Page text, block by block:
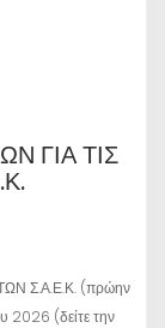
ΓΙΑ ΤΙΣ
Σ.Α.Ε.Κ. (πρώην
2026 (δείτε την